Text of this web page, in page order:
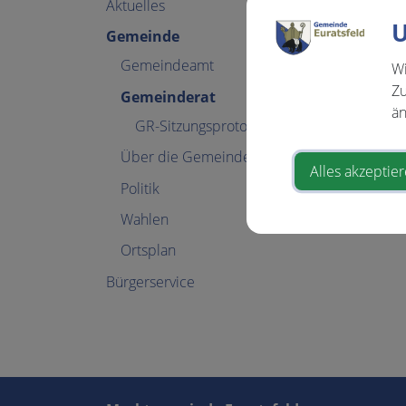
Aktuelles
Gemeinde
Gemeindeamt
Gemeinderat
GR-Sitzungsprotokolle
Über die Gemeinde
Politik
Wahlen
Ortsplan
Bürgerservice
Alles